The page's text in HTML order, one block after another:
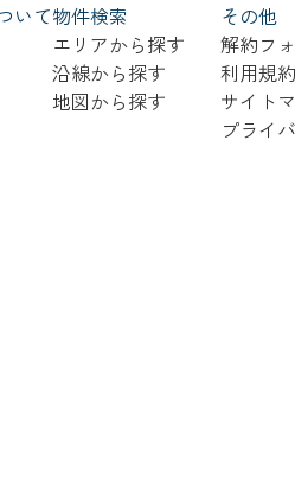
いて物件検索
エリアから探す
沿線から探す
地図から探す
その他
解約フ
利用規約
サイト
プライ